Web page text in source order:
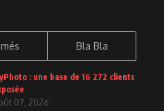
Bla Bla
: une base de 16 272 clients
07, 2026